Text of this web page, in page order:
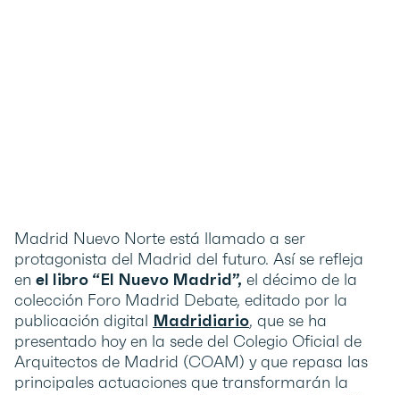
Madrid Nuevo Norte está llamado a ser
protagonista del Madrid del futuro. Así se refleja
en el libro “El Nuevo Madrid”, el décimo de la
colección Foro Madrid Debate, editado por la
publicación digital Madridiario, que se ha
presentado hoy en la sede del Colegio Oficial de
Arquitectos de Madrid (COAM) y que repasa las
principales actuaciones que transformarán la